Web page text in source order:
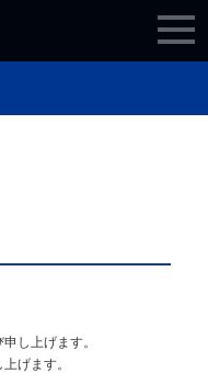
し上げます。
げます。